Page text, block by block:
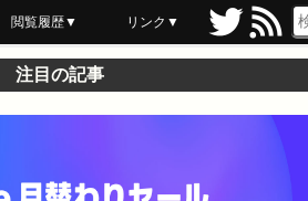
閲覧履歴▼
最近読んだ
あとで読む
ブックマーク
リンク▼
注目の記事